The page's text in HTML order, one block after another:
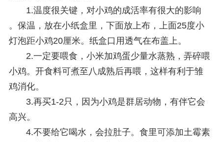
1.温度很关键，对小鸡的成活率有很大的影响
。保温，放在小纸盒里，下面放上布，上面25度小
灯泡距小鸡20厘米。纸盒口用透气在布盖上。
2.一定要喂食，小米加鸡蛋少量水蒸熟，弄碎喂
小鸡。开食料可煮至八成熟后再喂，这样有利于雏
鸡消化。
3.再买1-2只，因为小鸡是群居动物，有伴它会
高兴。
4.不要给它喝水，会拉肚子。食里可添加土霉素